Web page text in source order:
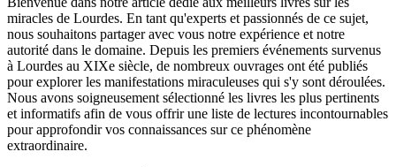
miracles de Lourdes. En tant qu'experts et passionnés de ce sujet,
nous souhaitons partager avec vous notre expérience et notre
autorité dans le domaine. Depuis les premiers événements survenus
à Lourdes au XIXe siècle, de nombreux ouvrages ont été publiés
pour explorer les manifestations miraculeuses qui s'y sont déroulées.
Nous avons soigneusement sélectionné les livres les plus pertinents
et informatifs afin de vous offrir une liste de lectures incontournables
pour approfondir vos connaissances sur ce phénomène
extraordinaire.